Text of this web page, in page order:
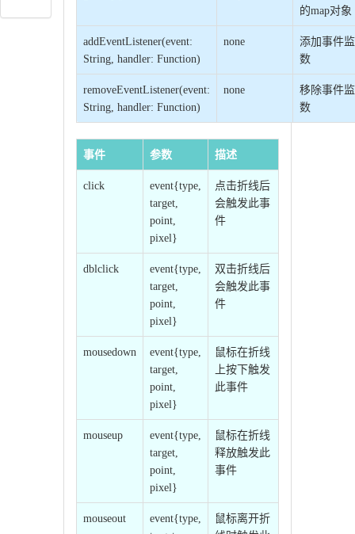
的map对象
addEventListener(event:
String, handler: Function)
none
添加事件
数
removeEventListener(event:
String, handler: Function)
none
移除事件
数
事件 参数 描述
click
event{type,
target,
point,
pixel}
点击折线后
会触发此事
件
dblclick
event{type,
target,
point,
pixel}
双击折线后
会触发此事
件
mousedown
event{type,
target,
point,
pixel}
鼠标在折线
上按下触发
此事件
mouseup
event{type,
target,
point,
pixel}
鼠标在折线
释放触发此
事件
mouseout
event{type,
鼠标离开折